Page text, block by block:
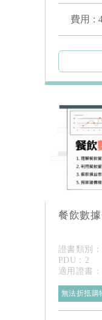
費用 :
餐飲數
證書類別：
PDU：2
適用證書
無法折抵購